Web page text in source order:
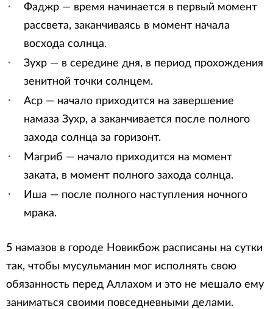
Фаджр — время начинается в первый момент
рассвета, заканчиваясь в момент начала
восхода солнца.
Зухр — в середине дня, в период прохождения
зенитной точки солнцем.
Аср — начало приходится на завершение
намаза Зухр, а заканчивается после полного
захода солнца за горизонт.
Магриб — начало приходится на момент
заката, в момент полного захода солнца.
Иша — после полного наступления ночного
мрака.
5 намазов в городе Новикбож расписаны на сутки
так, чтобы мусульманин мог исполнять свою
обязанность перед Аллахом и это не мешало ему
заниматься своими повседневными делами.